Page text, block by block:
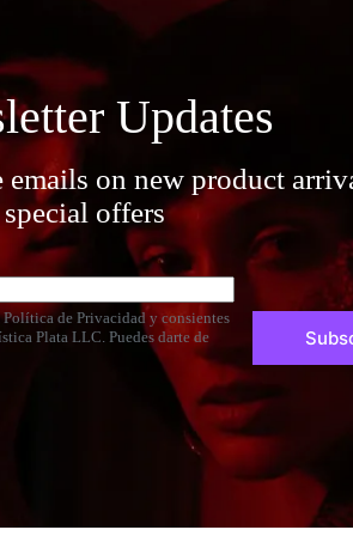
Updates
emails on new product
special offers
Política de Privacidad y consientes
Plata LLC. Puedes darte de